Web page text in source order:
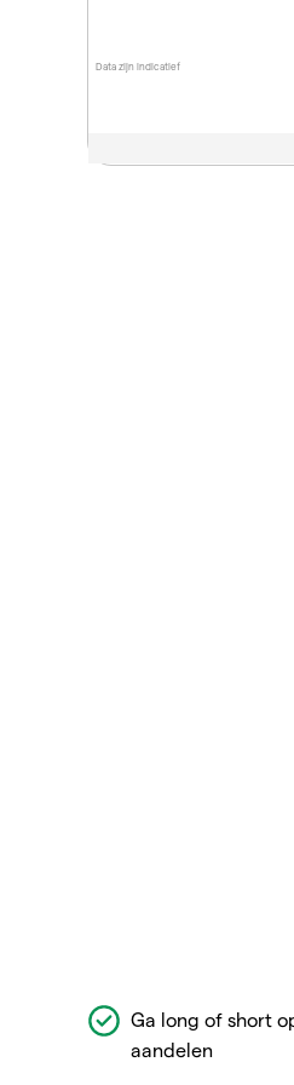
Data zijn indicatief
Ga long of short
aandelen